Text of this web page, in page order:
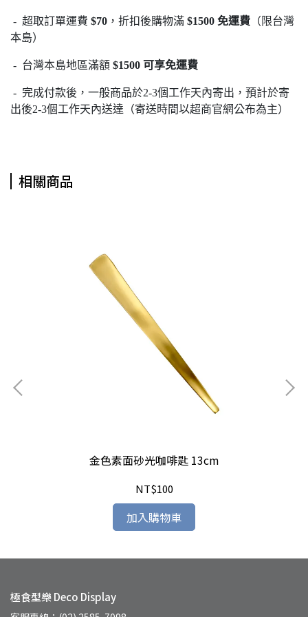
- 超取訂單運費 $70 ，折扣後購物滿 $1500 免運費 （限台灣
本島）
- 台灣本島地區滿額 $1500 可享免運費
- 完成付款後，一般商品於2-3個工作天內寄出，預計於寄
出後2-3個工作天內送達（寄送時間以超商官網公布為主）
相關商品
金色素面砂光咖啡匙 13cm
NT$100
加入購物車
極食型樂 Deco Display